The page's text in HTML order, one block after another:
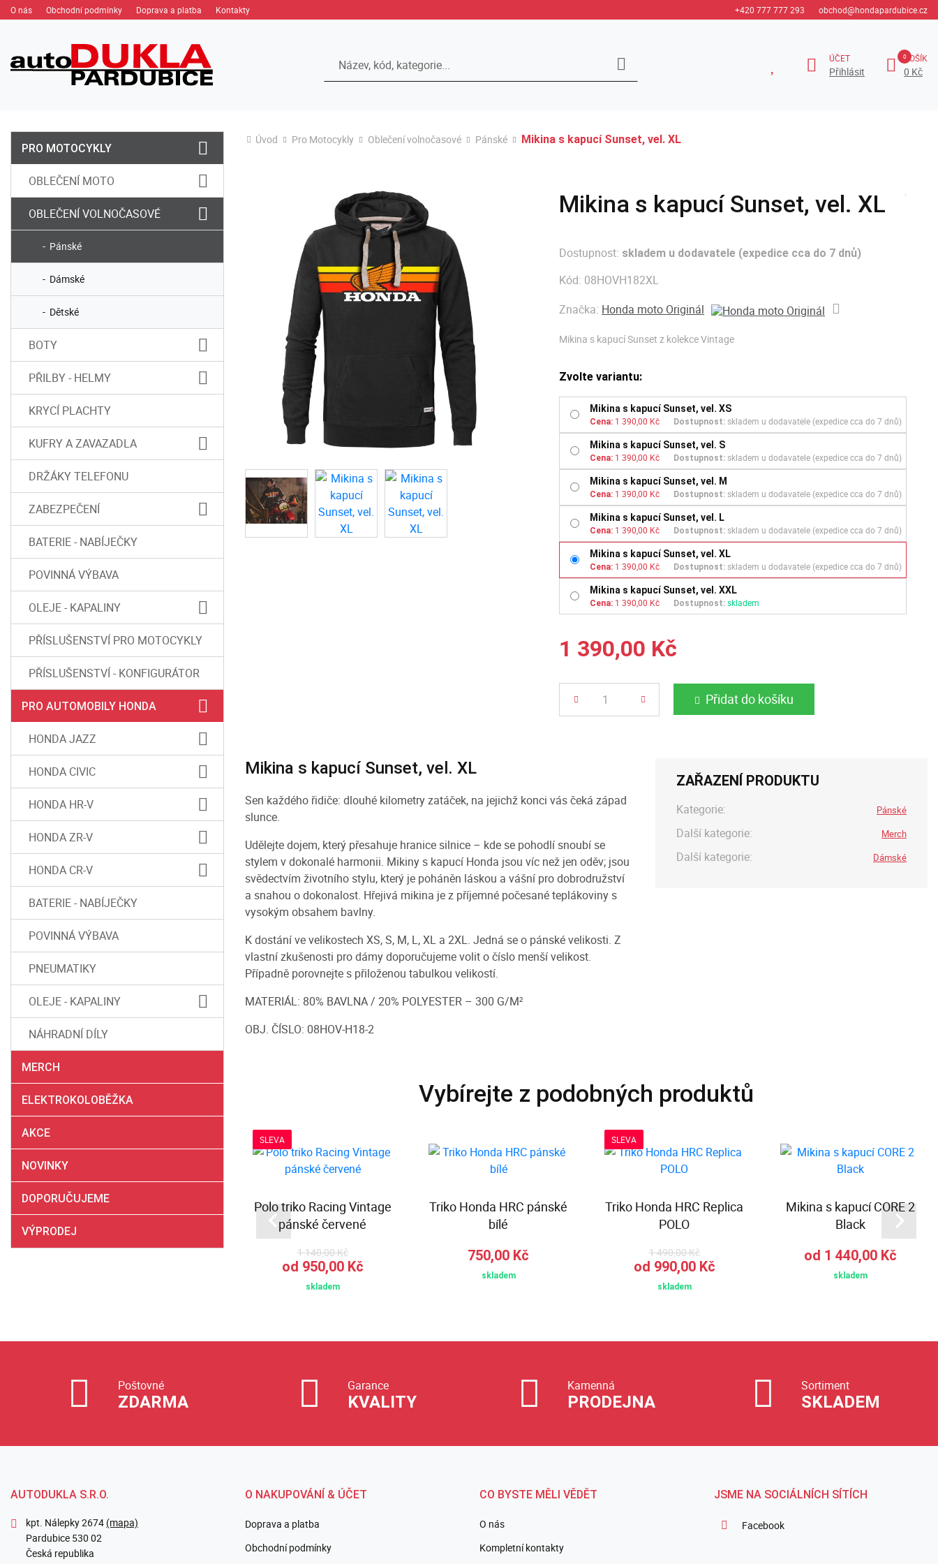
O nás Obchodní podmínky Doprava a platba Kontakty +420 777 777 293 obchod@hondapardubice.cz
ÚČET
Přihlásit
KOŠÍK
0 Kč
PRO MOTOCYKLY
OBLEČENÍ MOTO
OBLEČENÍ VOLNOČASOVÉ
Pánské
Dámské
Dětské
BOTY
PŘILBY - HELMY
KRYCÍ PLACHTY
KUFRY A ZAVAZADLA
DRŽÁKY TELEFONU
ZABEZPEČENÍ
BATERIE - NABÍJEČKY
POVINNÁ VÝBAVA
OLEJE - KAPALINY
PŘÍSLUŠENSTVÍ PRO MOTOCYKLY
PŘÍSLUŠENSTVÍ - KONFIGURÁTOR
PRO AUTOMOBILY HONDA
HONDA JAZZ
HONDA CIVIC
HONDA HR-V
HONDA ZR-V
HONDA CR-V
BATERIE - NABÍJEČKY
POVINNÁ VÝBAVA
PNEUMATIKY
OLEJE - KAPALINY
NÁHRADNÍ DÍLY
MERCH
ELEKTROKOLOBĚŽKA
AKCE
NOVINKY
DOPORUČUJEME
VÝPRODEJ
Úvod Pro Motocykly Oblečení volnočasové Pánské Mikina s kapucí Sunset, vel. XL
Mikina s kapucí Sunset, vel. XL
Dostupnost: skladem u dodavatele (expedice cca do 7 dnů)
Kód: 08HOVH182XL
Značka: Honda moto Originál
Mikina s kapucí Sunset z kolekce Vintage
Zvolte variantu:
Mikina s kapucí Sunset, vel. XS
Cena: 1 390,00 Kč Dostupnost: skladem u dodavatele (expedice cca do 7 dnů)
Mikina s kapucí Sunset, vel. S
Cena: 1 390,00 Kč Dostupnost: skladem u dodavatele (expedice cca do 7 dnů)
Mikina s kapucí Sunset, vel. M
Cena: 1 390,00 Kč Dostupnost: skladem u dodavatele (expedice cca do 7 dnů)
Mikina s kapucí Sunset, vel. L
Cena: 1 390,00 Kč Dostupnost: skladem u dodavatele (expedice cca do 7 dnů)
Mikina s kapucí Sunset, vel. XL
Cena: 1 390,00 Kč Dostupnost: skladem u dodavatele (expedice cca do 7 dnů)
Mikina s kapucí Sunset, vel. XXL
Cena: 1 390,00 Kč Dostupnost: skladem
1 390,00 Kč
Počet Přidat do košíku
Mikina s kapucí Sunset, vel. XL
Sen každého řidiče: dlouhé kilometry zatáček, na jejichž konci vás čeká západ
slunce.
Udělejte dojem, který přesahuje hranice silnice – kde se pohodlí snoubí se
stylem v dokonalé harmonii. Mikiny s kapucí Honda jsou víc než jen oděv; jsou
svědectvím životního stylu, který je poháněn láskou a vášní pro dobrodružství
a snahou o dokonalost. Hřejivá mikina je z příjemné počesané teplákoviny s
vysokým obsahem bavlny.
K dostání ve velikostech XS, S, M, L, XL a 2XL. Jedná se o pánské velikosti. Z
vlastní zkušenosti pro dámy doporučujeme volit o číslo menší velikost.
Případně porovnejte s přiloženou tabulkou velikostí.
MATERIÁL: 80% BAVLNA / 20% POLYESTER – 300 G/M²
OBJ. ČÍSLO: 08HOV-H18-2
ZAŘAZENÍ PRODUKTU
Kategorie: Pánské
Další kategorie: Merch
Další kategorie: Dámské
Vybírejte z podobných produktů
2
Mikina s kapucí Making
SLEVA
Polo triko Racing Vintage
pánské červené
1 140,00 Kč
od 950,00 Kč
skladem
Triko Honda HRC pánské
bílé
750,00 Kč
skladem
SLEVA
Triko Honda HRC Replica
POLO
1 490,00 Kč
od 990,00 Kč
skladem
Mikina s kapucí CORE 2
Black
od 1 440,00 Kč
skladem
Poštovné
ZDARMA
Garance
KVALITY
Kamenná
PRODEJNA
Sortiment
SKLADEM
AUTODUKLA S.R.O.
kpt. Nálepky 2674 (mapa)
Pardubice 530 02
Česká republika
O NAKUPOVÁNÍ & ÚČET
Doprava a platba
Obchodní podmínky
CO BYSTE MĚLI VĚDĚT
O nás
Kompletní kontakty
JSME NA SOCIÁLNÍCH SÍTÍCH
Facebook